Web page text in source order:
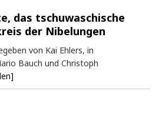
das tschuwaschische
der Nibelungen
von Kai Ehlers, in
Bauch und Christoph